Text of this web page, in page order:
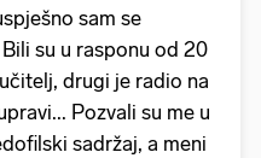
sam se
su u rasponu od 20
drugi je radio na
Pozvali su me u
sadržaj, a meni